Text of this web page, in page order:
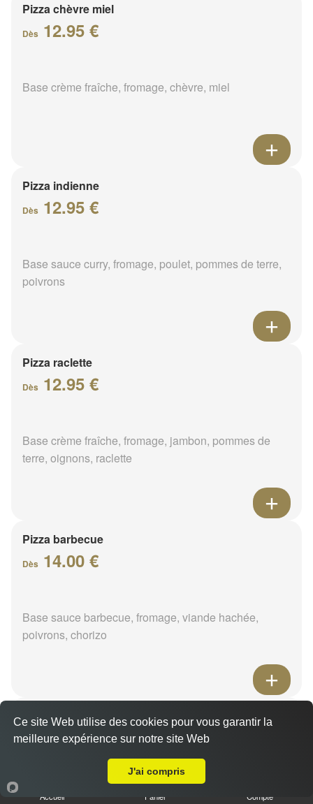
Pizza chèvre miel
Dès 12.95 €
Base crème fraîche, fromage, chèvre, miel
Pizza indienne
Dès 12.95 €
Base sauce curry, fromage, poulet, pommes de terre,
poivrons
Pizza raclette
Dès 12.95 €
Base crème fraîche, fromage, jambon, pommes de
terre, oignons, raclette
Pizza barbecue
Dès 14.00 €
Base sauce barbecue, fromage, viande hachée,
poivrons, chorizo
Pizza cannibale
Dès14.00 €
Base sauce barbecue, fromage, viande hachée,
Accueil Panier Compte
Ce site Web utilise des cookies pour vous garantir la
meilleure expérience sur notre site Web
J'ai compris